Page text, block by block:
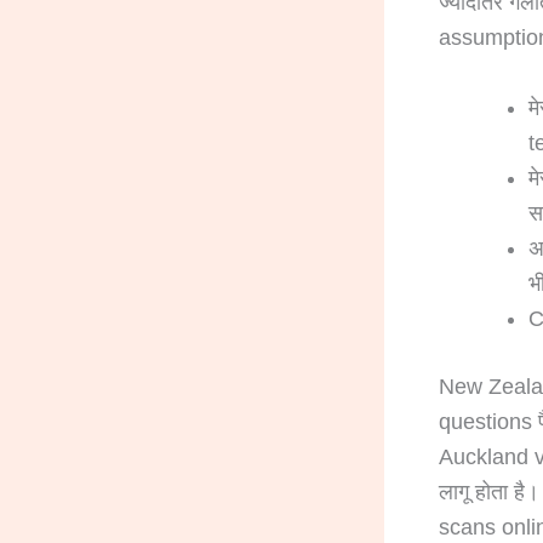
New
questions
Auckland
लागू होता
scans